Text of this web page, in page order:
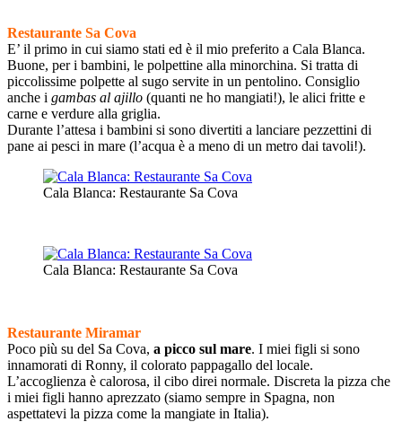
Restaurante Sa Cova
E’ il primo in cui siamo stati ed è il mio preferito a Cala Blanca.
Buone, per i bambini, le polpettine alla minorchina. Si tratta di
piccolissime polpette al sugo servite in un pentolino. Consiglio
anche i gambas al ajillo (quanti ne ho mangiati!), le alici fritte e
carne e verdure alla griglia.
Durante l’attesa i bambini si sono divertiti a lanciare pezzettini di
pane ai pesci in mare (l’acqua è a meno di un metro dai tavoli!).
Cala Blanca: Restaurante Sa Cova
Cala Blanca: Restaurante Sa Cova
Restaurante Miramar
Poco più su del Sa Cova, a picco sul mare. I miei figli si sono
innamorati di Ronny, il colorato pappagallo del locale.
L’accoglienza è calorosa, il cibo direi normale. Discreta la pizza che
i miei figli hanno aprezzato (siamo sempre in Spagna, non
aspettatevi la pizza come la mangiate in Italia).